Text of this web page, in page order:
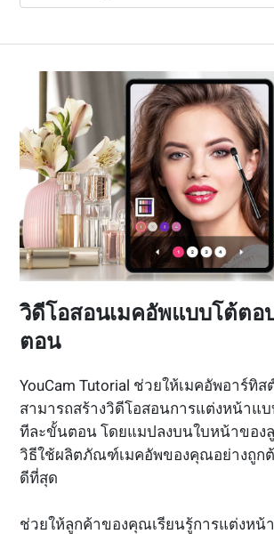
วิดีโอสอนเมคอัพแบบโต้ตอ
ตอน
YouCam Tutorial ช่วยให้เมคอัพอาร์ทิ
สามารถสร้างวิดีโอสอนการแต่งหน้าแบ
ทีละขั้นตอน โดยแมปลงบนใบหน้าของ
วิธีใช้ผลิตภัณฑ์เมคอัพของคุณอย่างถูกต้
ดีที่สุด
ช่วยให้ลูกค้าของคุณเรียนรู้การแต่งหน้